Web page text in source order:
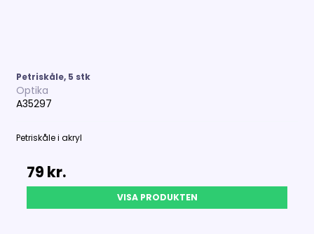
Petriskåle, 5 stk
Optika
A35297
Petriskåle i akryl
79 kr.
VISA PRODUKTEN